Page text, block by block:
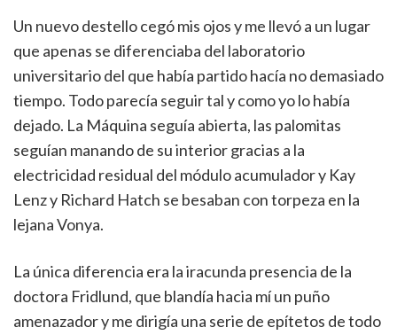
Un nuevo destello cegó mis ojos y me llevó a un lugar
que apenas se diferenciaba del laboratorio
universitario del que había partido hacía no demasiado
tiempo. Todo parecía seguir tal y como yo lo había
dejado. La Máquina seguía abierta, las palomitas
seguían manando de su interior gracias a la
electricidad residual del módulo acumulador y Kay
Lenz y Richard Hatch se besaban con torpeza en la
lejana Vonya.
La única diferencia era la iracunda presencia de la
doctora Fridlund, que blandía hacia mí un puño
amenazador y me dirigía una serie de epítetos de todo